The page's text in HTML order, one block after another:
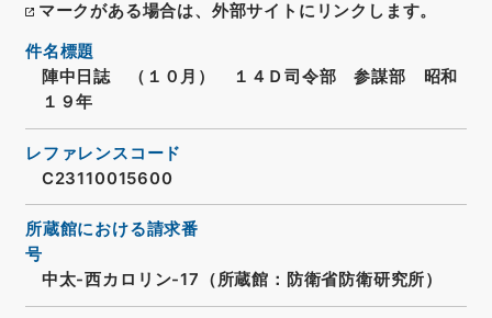
マークがある場合は、外部サイトにリンクします。
件名標題
陣中日誌 （１０月） １４Ｄ司令部 参謀部 昭和
１９年
レファレンスコード
C23110015600
所蔵館における請求番
号
中太-西カロリン-17（所蔵館：防衛省防衛研究所）